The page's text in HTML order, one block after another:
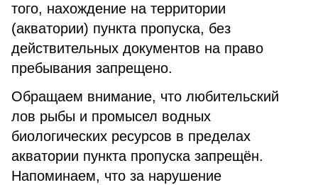
того, нахождение на территории
(акватории) пункта пропуска, без
действительных документов на право
пребывания запрещено.
Обращаем внимание, что любительский
лов рыбы и промысел водных
биологических ресурсов в пределах
акватории пункта пропуска запрещён.
Напоминаем, что за нарушение